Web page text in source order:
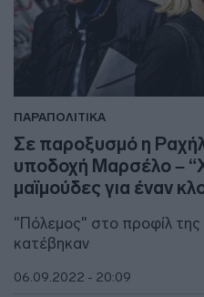
ΠΑΡΑΠΟΛΙΤΙΚΑ
Σε παροξυσμό η
υποδοχή Μαρσέλο –
μαϊμούδες για έναν
"Πόλεμος" στο προφίλ της
κατέβηκαν
06.09.2022 - 20:09